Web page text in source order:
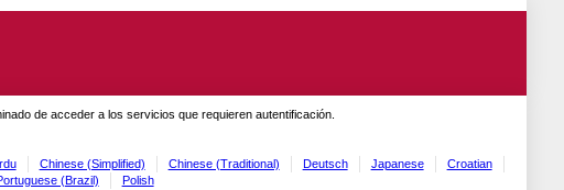
de acceder a los servicios que requieren autentificación.
Chinese (Simplified) Chinese (Traditional) Deutsch Japanese
Croatian
(Brazil) Polish